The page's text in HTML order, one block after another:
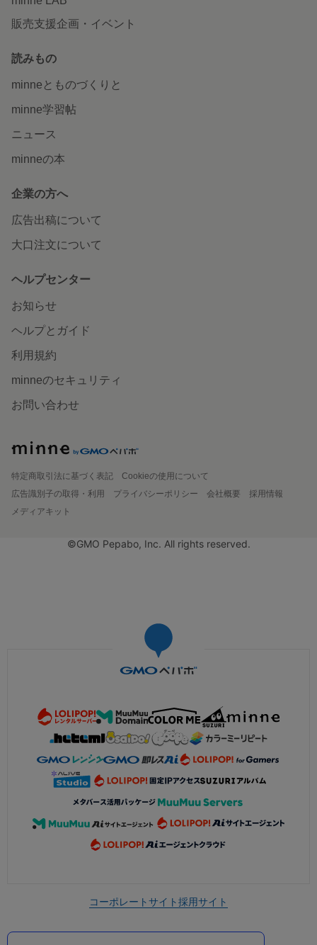
販売支援企画・イベント
読みもの
minneとものづくりと
minne学習帖
ニュース
minneの本
企業の方へ
広告出稿について
大口注文について
ヘルプセンター
お知らせ
ヘルプとガイド
利用規約
minneのセキュリティ
お問い合わせ
特定商取引法に基づく表記
Cookieの使用について
広告識別子の取得・利用
プライバシーポリシー 会社概要
採用情報
メディアキット
©GMO Pepabo, Inc. All rights reserved.
コーポレートサイト採用サイト